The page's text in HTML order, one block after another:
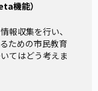
機能）
報収集を行い、
ための市民教育
てはどう考えま